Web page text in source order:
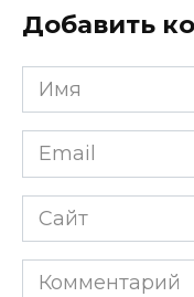
Добавить
Имя
*
Email
Сайт
Комментарий